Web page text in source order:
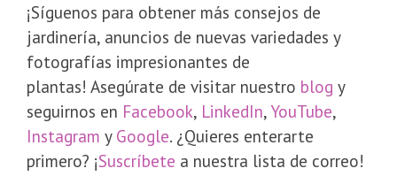
¡Síguenos para obtener más consejos de
jardinería, anuncios de nuevas variedades y
fotografías impresionantes de
plantas! Asegúrate de visitar nuestro blog y
seguirnos en Facebook, LinkedIn,YouTube,
Instagram y Google. ¿Quieres enterarte
primero? ¡Suscríbete a nuestra lista de correo!